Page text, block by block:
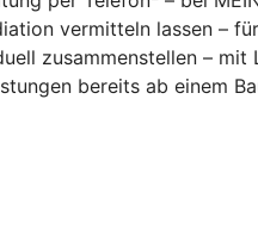
vermitteln lassen –
zusammenstellen – mit
bereits ab einem